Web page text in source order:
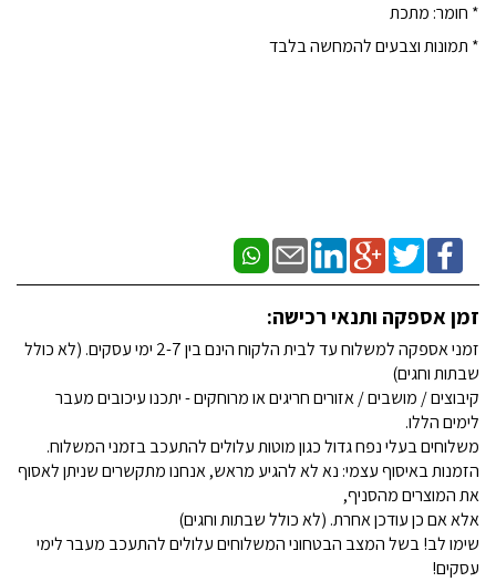
* חומר: מתכת
* תמונות וצבעים להמחשה בלבד
זמן אספקה ותנאי רכישה:
זמני אספקה למשלוח עד לבית הלקוח הינם בין 2-7 ימי עסקים. (לא כולל
שבתות וחגים)
קיבוצים / מושבים / אזורים חריגים או מרוחקים - יתכנו עיכובים מעבר
לימים הללו.
משלוחים בעלי נפח גדול כגון מוטות עלולים להתעכב בזמני המשלוח.
הזמנות באיסוף עצמי: נא לא להגיע מראש, אנחנו מתקשרים שניתן לאסוף
את המוצרים מהסניף,
אלא אם כן עודכן אחרת. (לא כולל שבתות וחגים)
שימו לב! בשל המצב הבטחוני המשלוחים עלולים להתעכב מעבר לימי
עסקים!